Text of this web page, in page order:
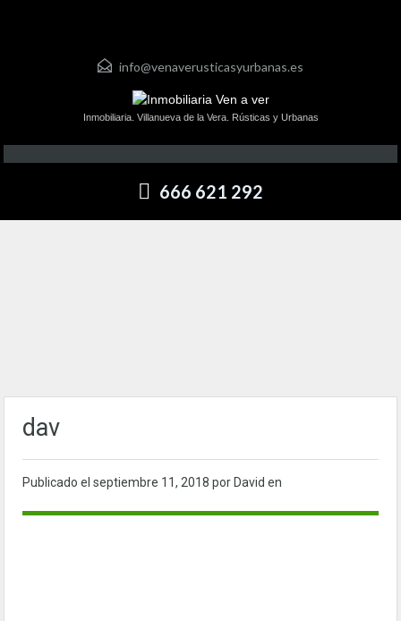
info@venaverusticasyurbanas.es
Inmobiliaria. Villanueva de la Vera. Rústicas y Urbanas
666 621 292
dav
Publicado el septiembre 11, 2018 por David en